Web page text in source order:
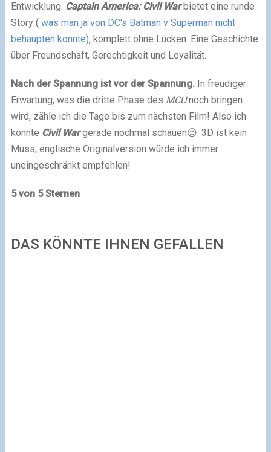
Entwicklung. Captain America: Civil War bietet eine runde
Story ( was man ja von DC's Batman v Superman nicht
behaupten konnte), komplett ohne Lücken. Eine Geschichte
über Freundschaft, Gerechtigkeit und Loyalität.
Nach der Spannung ist vor der Spannung.In freudiger
Erwartung, was die dritte Phase des MCUnoch bringen
wird, zähle ich die Tage bis zum nächsten Film! Also ich
könnte Civil Wargerade nochmal schauen😉. 3D ist kein
Muss, englische Originalversion würde ich immer
uneingeschränkt empfehlen!
5 von 5 Sternen
DAS KÖNNTE IHNEN GEFALLEN